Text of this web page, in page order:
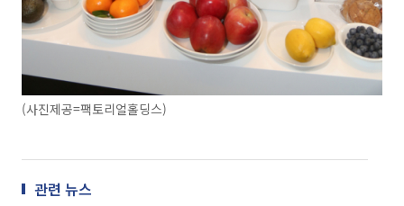
(사진제공=팩토리얼홀딩스)
관련 뉴스